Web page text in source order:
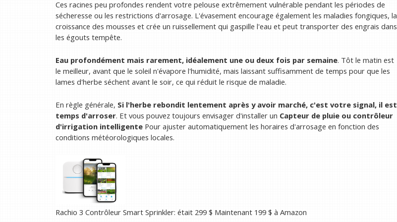
Ces racines peu profondes rendent votre pelouse extrêmement vulnérable pendant les périodes de
sécheresse ou les restrictions d'arrosage. L'évasement encourage également les maladies fongiques, la
croissance des mousses et crée un ruissellement qui gaspille l'eau et peut transporter des engrais dans
les égouts tempête.
Eau profondément mais rarement, idéalement une ou deux fois par semaine. Tôt le matin est
le meilleur, avant que le soleil n'évapore l'humidité, mais laissant suffisamment de temps pour que les
lames d'herbe séchent avant le soir, ce qui réduit le risque de maladie.
En règle générale, Si l'herbe rebondit lentement après y avoir marché, c'est votre signal, il est
temps d'arroser. Et vous pouvez toujours envisager d'installer un Capteur de pluie ou contrôleur
d'irrigation intelligente Pour ajuster automatiquement les horaires d'arrosage en fonction des
conditions météorologiques locales.
Rachio 3 Contrôleur Smart Sprinkler: était 299 $ Maintenant 199 $ à Amazon